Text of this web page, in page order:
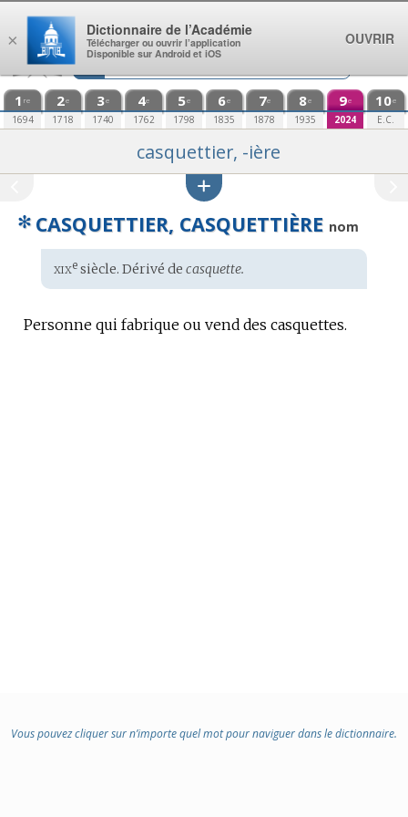
Aller au contenu
1 re
1694
2e
1718
3e
1740
4e
1762
5e
1798
6e
1835
7e
1878
8e
1935
9e
2024
10e
E.C.
casquettier, -ière
✻ CASQUETTIER, CASQUETTIÈRE nom
Étymologie
:
xixesiècle. Dérivé de casquette.
Personne qui fabrique ou vend des casquettes.
Vous pouvez cliquer sur n’importe quel mot pour naviguer dans le dictionnaire.
×
Dictionnaire de l’Académie
Télécharger ou ouvrir l’application
Disponible sur Android et iOS
OUVRIR